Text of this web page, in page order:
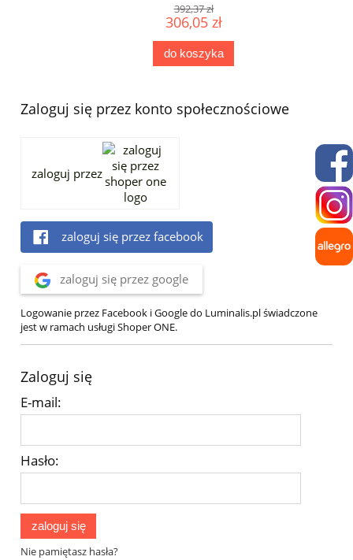
392,37 zł
306,05 zł
do koszyka
Zaloguj się przez konto społecznościowe
zaloguj przez
zaloguj się przez facebook
zaloguj się przez google
Logowanie przez Facebook i Google do Luminalis.pl świadczone
jest w ramach usługi Shoper ONE.
Zaloguj się
E-mail:
Hasło:
zaloguj się
Nie pamiętasz hasła?